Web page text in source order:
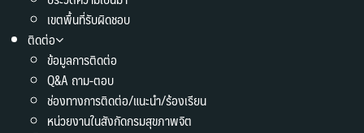
เขตพื้นที่รับผิดชอบ
ติดต่อ
ข้อมูลการติดต่อ
Q&A ถาม-ตอบ
ช่องทางการติดต่อ/แนะนำ/ร้องเรียน
หน่วยงานในสังกัดกรมสุขภาพจิต